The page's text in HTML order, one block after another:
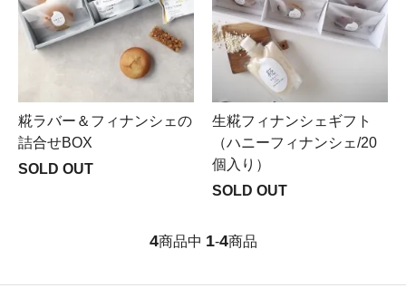
糀ラバー＆フィナンシェの
詰合せBOX
SOLD OUT
生糀フィナンシェギフト
（ハニーフィナンシェ/20
個入り）
SOLD OUT
4商品中 1-4商品